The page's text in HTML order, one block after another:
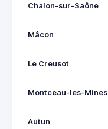
Chalon-sur-Saône
Mâcon
Le Creusot
Montceau-les-Mines
Autun